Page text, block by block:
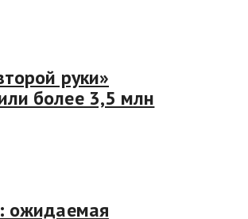
руки»
более 3,5 млн
ожидаемая